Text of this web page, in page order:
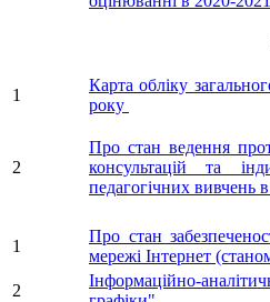
Виховний
1
Карта обліку
року
2
Про стан ведення
консультацій та
педагогічних
1
Про стан
мережі Інтернет
2
Інформаційно-